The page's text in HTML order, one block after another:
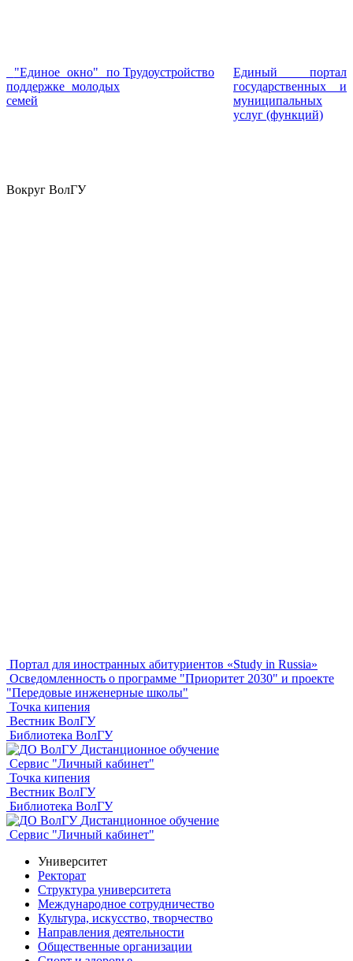
"Единое окно" по
поддержке молодых
семей
Трудоустройство
Единый портал
государственных и
муниципальных
услуг (функций)
Вокруг ВолГУ
Портал для иностранных абитуриентов «Study in Russia»
Осведомленность о программе "Приоритет 2030" и проекте
"Передовые инженерные школы"
Точка кипения
Вестник ВолГУ
Библиотека ВолГУ
Дистанционное обучение
Сервис "Личный кабинет"
Точка кипения
Вестник ВолГУ
Библиотека ВолГУ
Дистанционное обучение
Сервис "Личный кабинет"
Университет
Ректорат
Структура университета
Международное сотрудничество
Культура, искусство, творчество
Направления деятельности
Общественные организации